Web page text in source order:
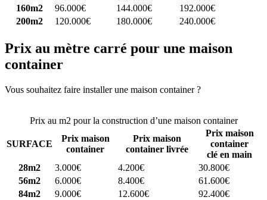
160m2
96.000€ 144.000€
192.000€
200m2
120.000€ 180.000€ 240.000€
Prix au mètre carré pour une maison
container
Vous souhaitez faire installer une maison container ?
Prix au m2 pour la construction d’une maison container
SURFACE
Prix maison
container
Prix maison
container livrée
Prix maison
container
clé en main
28m2
3.000€ 4.200€
30.800€
56m2
6.000€ 8.400€
61.600€
84m2
9.000€ 12.600€
92.400€